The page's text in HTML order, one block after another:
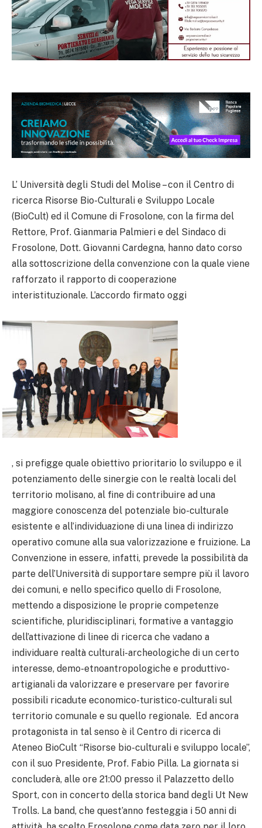
L’ Università degli Studi del Molise – con il Centro di
ricerca Risorse Bio-Culturali e Sviluppo Locale
(BioCult) ed il Comune di Frosolone, con la firma del
Rettore, Prof. Gianmaria Palmieri e del Sindaco di
Frosolone, Dott. Giovanni Cardegna, hanno dato corso
alla sottoscrizione della convenzione con la quale viene
rafforzato il rapporto di cooperazione
interistituzionale. L’accordo firmato oggi
, si prefigge quale obiettivo prioritario lo sviluppo e il
potenziamento delle sinergie con le realtà locali del
territorio molisano, al fine di contribuire ad una
maggiore conoscenza del potenziale bio-culturale
esistente e all’individuazione di una linea di indirizzo
operativo comune alla sua valorizzazione e fruizione. La
Convenzione in essere, infatti, prevede la possibilità da
parte dell’Università di supportare sempre più il lavoro
dei comuni, e nello specifico quello di Frosolone,
mettendo a disposizione le proprie competenze
scientifiche, pluridisciplinari, formative a vantaggio
dell’attivazione di linee di ricerca che vadano a
individuare realtà culturali-archeologiche di un certo
interesse, demo-etnoantropologiche e produttivo-
artigianali da valorizzare e preservare per favorire
possibili ricadute economico-turistico-culturali sul
territorio comunale e su quello regionale. Ed ancora
protagonista in tal senso è il Centro di ricerca di
Ateneo BioCult “Risorse bio-culturali e sviluppo locale”,
con il suo Presidente, Prof. Fabio Pilla. La giornata si
concluderà, alle ore 21:00 presso il Palazzetto dello
Sport, con in concerto della storica band degli Ut New
Trolls. La band, che quest’anno festeggia i 50 anni di